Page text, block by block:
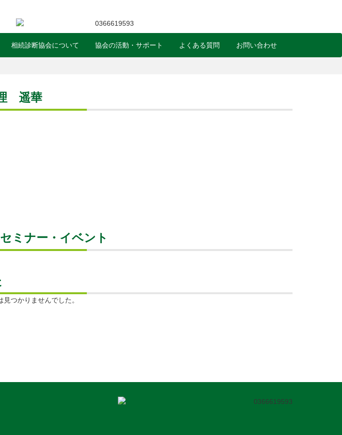
相続診断協会について 協会の活動・サポート よくある質問 お問い合わせ
遥華
ミナー・イベント
つかりませんでした。